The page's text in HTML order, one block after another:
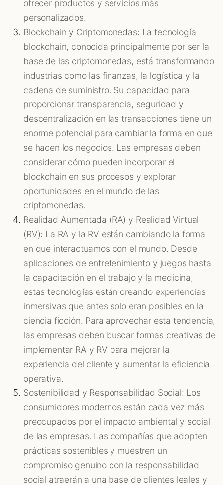
ofrecer productos y servicios más
personalizados.
Blockchain y Criptomonedas: La tecnología
blockchain, conocida principalmente por ser la
base de las criptomonedas, está transformando
industrias como las finanzas, la logística y la
cadena de suministro. Su capacidad para
proporcionar transparencia, seguridad y
descentralización en las transacciones tiene un
enorme potencial para cambiar la forma en que
se hacen los negocios. Las empresas deben
considerar cómo pueden incorporar el
blockchain en sus procesos y explorar
oportunidades en el mundo de las
criptomonedas.
Realidad Aumentada (RA) y Realidad Virtual
(RV): La RA y la RV están cambiando la forma
en que interactuamos con el mundo. Desde
aplicaciones de entretenimiento y juegos hasta
la capacitación en el trabajo y la medicina,
estas tecnologías están creando experiencias
inmersivas que antes solo eran posibles en la
ciencia ficción. Para aprovechar esta tendencia,
las empresas deben buscar formas creativas de
implementar RA y RV para mejorar la
experiencia del cliente y aumentar la eficiencia
operativa.
Sostenibilidad y Responsabilidad Social: Los
consumidores modernos están cada vez más
preocupados por el impacto ambiental y social
de las empresas. Las compañías que adopten
prácticas sostenibles y muestren un
compromiso genuino con la responsabilidad
social atraerán a una base de clientes leales y